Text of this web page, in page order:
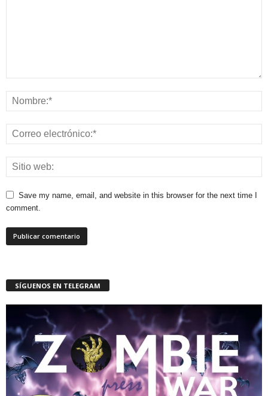
Save my name, email, and website in this browser for the next time I
comment.
SÍGUENOS EN TELEGRAM